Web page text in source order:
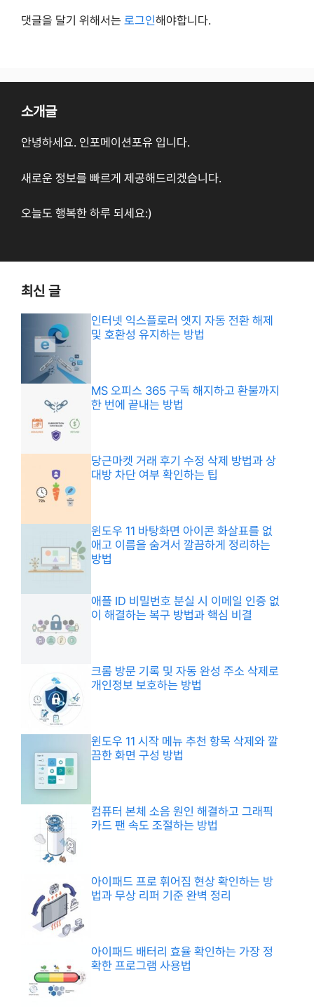
댓글을 달기 위해서는 로그인해야합니다.
소개글
안녕하세요. 인포메이션포유 입니다.
새로운 정보를 빠르게 제공해드리겠습니다.
오늘도 행복한 하루 되세요:)
최신 글
인터넷 익스플로러 엣지 자동 전환 해제
및 호환성 유지하는 방법
MS 오피스 365 구독 해지하고 환불까지
한 번에 끝내는 방법
당근마켓 거래 후기 수정 삭제 방법과 상
대방 차단 여부 확인하는 팁
윈도우 11 바탕화면 아이콘 화살표를 없
애고 이름을 숨겨서 깔끔하게 정리하는
방법
애플 ID 비밀번호 분실 시 이메일 인증 없
이 해결하는 복구 방법과 핵심 비결
크롬 방문 기록 및 자동 완성 주소 삭제로
개인정보 보호하는 방법
윈도우 11 시작 메뉴 추천 항목 삭제와 깔
끔한 화면 구성 방법
컴퓨터 본체 소음 원인 해결하고 그래픽
카드 팬 속도 조절하는 방법
아이패드 프로 휘어짐 현상 확인하는 방
법과 무상 리퍼 기준 완벽 정리
아이패드 배터리 효율 확인하는 가장 정
확한 프로그램 사용법